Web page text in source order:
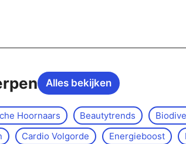
Alles bekijken
Hoornaars Beautytrends
Cardio Volgorde Energieboost